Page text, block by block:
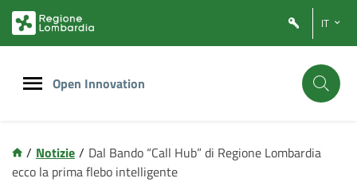
contenuto
footer
IT
Open Innovation
/ Notizie / Dal Bando “Call Hub” di Regione Lombardia
ecco la prima flebo intelligente